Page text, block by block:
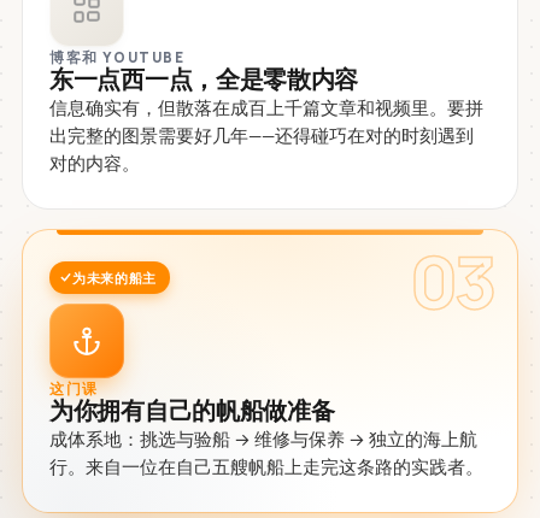
博客和 YOUTUBE
东一点西一点，全是零散内容
信息确实有，但散落在成百上千篇文章和视频里。要拼
出完整的图景需要好几年——还得碰巧在对的时刻遇到
对的内容。
03
为未来的船主
这门课
为你拥有自己的帆船做准备
成体系地：挑选与验船 → 维修与保养 → 独立的海上航
行。来自一位在自己五艘帆船上走完这条路的实践者。